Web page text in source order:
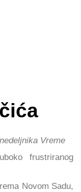
Vreme
frustriranog
Novom Sadu,